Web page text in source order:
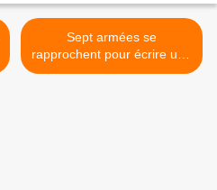
Sept armées se
rapprochent pour écrire une
nouvelle page de l’histoire